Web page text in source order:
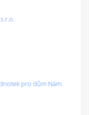
pro dům Nám.